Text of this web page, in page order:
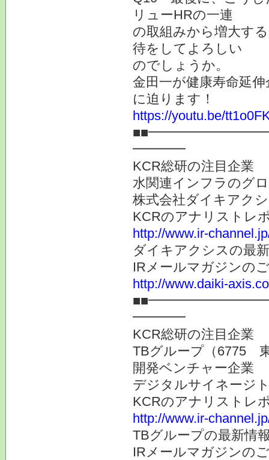
リューHRの一連
の取組みから増大す
待をしてよろしい
のでしょうか。
金田一が健康寿命延
に迫ります！
https://youtu.be/
━━━━
KCR総研の注目企業
水関連インフラのグ
株式会社ダイキアク
KCRのアナリストレ
http://www.ir-
ダイキアクシスの最
IRメールマガジンの
http://www.daiki-
━━━━
KCR総研の注目企業
TBグループ（6775
開発ベンチャー企業
デジタルサイネージ
KCRのアナリストレ
http://www.ir-
TBグループの最新情
IRメールマガジンの